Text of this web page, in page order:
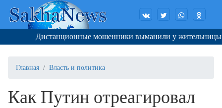
Дистанционные мошенники выманили у жительницы
Главная Власть и политика
Как Путин отреагировал